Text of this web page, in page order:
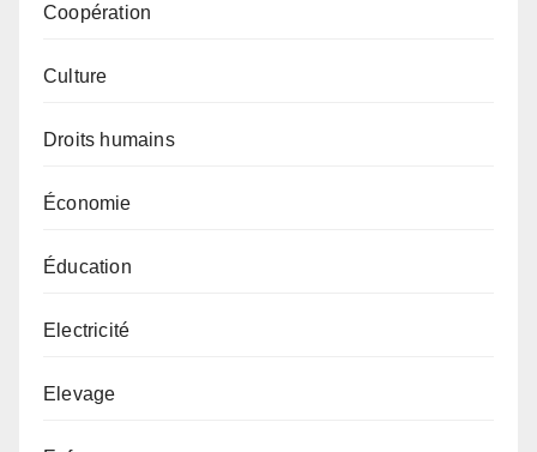
Coopération
Culture
Droits humains
Économie
Éducation
Electricité
Elevage